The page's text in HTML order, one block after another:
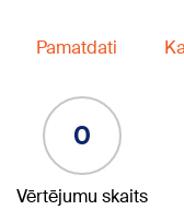
Pamatdati
0
Vērtējumu skaits